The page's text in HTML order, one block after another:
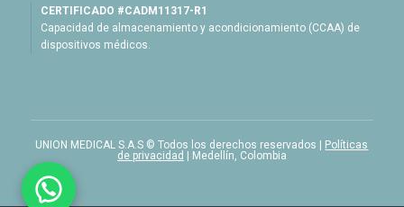
CERTIFICADO #CADM11317-R1
Capacidad de almacenamiento y acondicionamiento (CCAA) de
dispositivos médicos.
UNION MEDICAL S.A.S © Todos los derechos reservados |
Políticas
de privacidad
| Medellín, Colombia